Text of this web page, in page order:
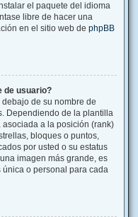
el paquete del idioma
libre de hacer una
en el sitio web de phpBB
de usuario?
de su nombre de
Dependiendo de la plantilla
a la posición (rank)
bloques o puntos,
por usted o su estatus
imagen más grande, es
o personal para cada